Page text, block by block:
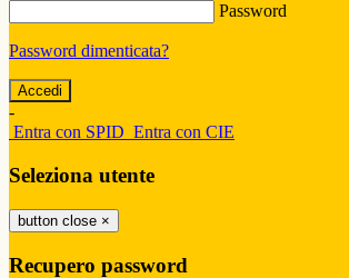
Password
Password dimenticata?
-
Entra con SPID Entra con CIE
Seleziona utente
button close ×
Recupero password